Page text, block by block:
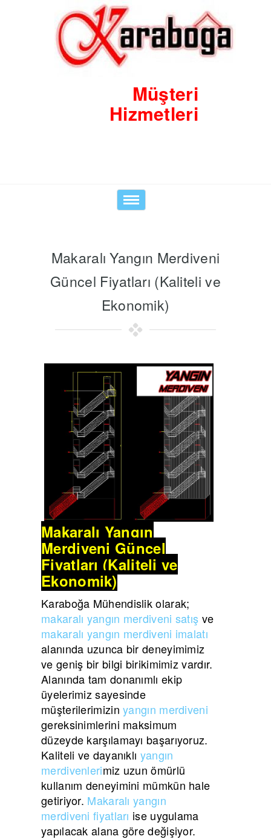
Müşteri
Hizmetleri
Toggle
navigation
Makaralı Yangın Merdiveni
Güncel Fiyatları (Kaliteli ve
Ekonomik)
Makaralı Yangın
Merdiveni Güncel
Fiyatları (Kaliteli ve
Ekonomik)
Karaboğa Mühendislik olarak;
makaralı yangın merdiveni satış ve
makaralı yangın merdiveni imalatı
alanında uzunca bir deneyimimiz
ve geniş bir bilgi birikimimiz vardır.
Alanında tam donanımlı ekip
üyelerimiz sayesinde
müşterilerimizinyangın merdiveni
gereksinimlerini maksimum
düzeyde karşılamayı başarıyoruz.
Kaliteli ve dayanıklı yangın
merdivenlerimiz uzun ömürlü
kullanım deneyimini mümkün hale
getiriyor. Makaralı yangın
merdiveni fiyatları ise uygulama
yapılacak alana göre değişiyor.